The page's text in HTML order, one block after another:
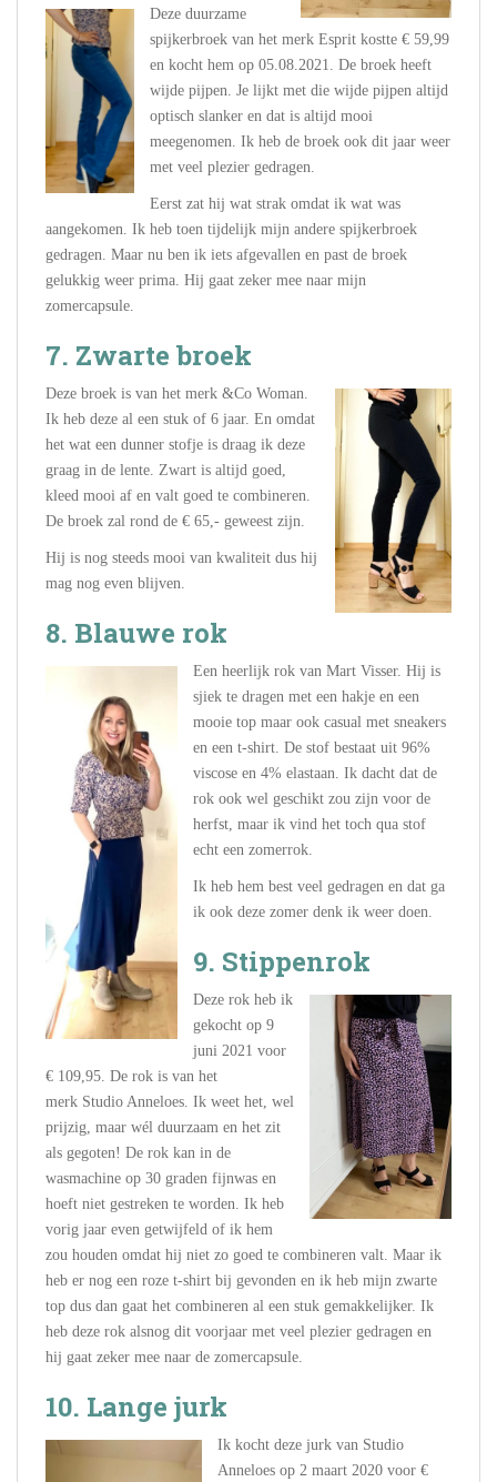
Deze duurzame
spijkerbroek van het merk Esprit kostte € 59,99
en kocht hem op 05.08.2021. De broek heeft
wijde pijpen. Je lijkt met die wijde pijpen altijd
optisch slanker en dat is altijd mooi
meegenomen. Ik heb de broek ook dit jaar weer
met veel plezier gedragen.
Eerst zat hij wat strak omdat ik wat was
aangekomen. Ik heb toen tijdelijk mijn andere spijkerbroek
gedragen. Maar nu ben ik iets afgevallen en past de broek
gelukkig weer prima. Hij gaat zeker mee naar mijn
zomercapsule.
7. Zwarte broek
Deze broek is van het merk &Co Woman.
Ik heb deze al een stuk of 6 jaar. En omdat
het wat een dunner stofje is draag ik deze
graag in de lente. Zwart is altijd goed,
kleed mooi af en valt goed te combineren.
De broek zal rond de € 65,- geweest zijn.
Hij is nog steeds mooi van kwaliteit dus hij
mag nog even blijven.
8. Blauwe rok
Een heerlijk rok van Mart Visser. Hij is
sjiek te dragen met een hakje en een
mooie top maar ook casual met sneakers
en een t-shirt. De stof bestaat uit 96%
viscose en 4% elastaan. Ik dacht dat de
rok ook wel geschikt zou zijn voor de
herfst, maar ik vind het toch qua stof
echt een zomerrok.
Ik heb hem best veel gedragen en dat ga
ik ook deze zomer denk ik weer doen.
9. Stippenrok
Deze rok heb ik
gekocht op 9
juni 2021 voor
€ 109,95. De rok is van het
merk Studio Anneloes. Ik weet het, wel
prijzig, maar wél duurzaam en het zit
als gegoten! De rok kan in de
wasmachine op 30 graden fijnwas en
hoeft niet gestreken te worden. Ik heb
vorig jaar even getwijfeld of ik hem
zou houden omdat hij niet zo goed te combineren valt. Maar ik
heb er nog een roze t-shirt bij gevonden en ik heb mijn zwarte
top dus dan gaat het combineren al een stuk gemakkelijker. Ik
heb deze rok alsnog dit voorjaar met veel plezier gedragen en
hij gaat zeker mee naar de zomercapsule.
10. Lange jurk
Ik kocht deze jurk van Studio
Anneloes op 2 maart 2020 voor €